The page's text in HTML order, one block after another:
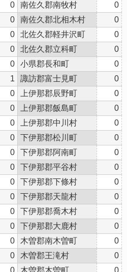
0 南佐久郡南牧村
0
0 南佐久郡北相木村
0
0 北佐久郡軽井沢町
0
0 北佐久郡立科町
0
0 小県郡長和町
0
1 諏訪郡富士見町
0
0 上伊那郡辰野町
0
0 上伊那郡飯島町
0
0 上伊那郡中川村
0
0 下伊那郡松川町
0
0 下伊那郡阿南町
0
0 下伊那郡平谷村
0
0 下伊那郡下條村
0
0 下伊那郡天龍村
0
0 下伊那郡喬木村
0
0 下伊那郡大鹿村
0
0 木曽郡南木曽町
0
0 木曽郡王滝村
0
0 木曽郡木曽町 0